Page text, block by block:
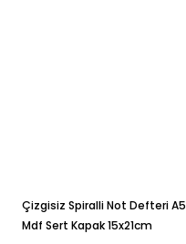
Çizgisiz Spiralli Not Defteri A5
Mdf Sert Kapak 15x21cm